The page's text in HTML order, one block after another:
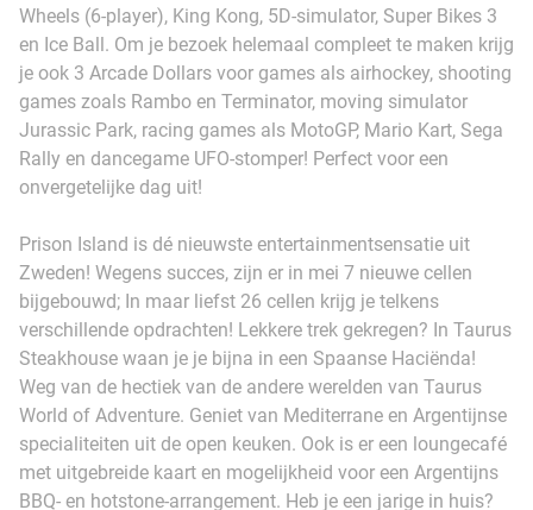
Wheels (6-player), King Kong, 5D-simulator, Super Bikes 3
en Ice Ball. Om je bezoek helemaal compleet te maken krijg
je ook 3 Arcade Dollars voor games als airhockey, shooting
games zoals Rambo en Terminator, moving simulator
Jurassic Park, racing games als MotoGP, Mario Kart, Sega
Rally en dancegame UFO-stomper! Perfect voor een
onvergetelijke dag uit!
Prison Island is dé nieuwste entertainmentsensatie uit
Zweden! Wegens succes, zijn er in mei 7 nieuwe cellen
bijgebouwd; In maar liefst 26 cellen krijg je telkens
verschillende opdrachten! Lekkere trek gekregen? In Taurus
Steakhouse waan je je bijna in een Spaanse Haciënda!
Weg van de hectiek van de andere werelden van Taurus
World of Adventure. Geniet van Mediterrane en Argentijnse
specialiteiten uit de open keuken. Ook is er een loungecafé
met uitgebreide kaart en mogelijkheid voor een Argentijns
BBQ- en hotstone-arrangement. Heb je een jarige in huis?